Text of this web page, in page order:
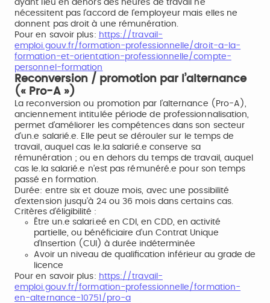
ayant lieu en dehors des heures de travail ne
nécessitent pas l’accord de l’employeur mais elles ne
donnent pas droit à une rémunération.
Pour en savoir plus: https://travail-
emploi.gouv.fr/formation-professionnelle/droit-a-la-
formation-et-orientation-professionnelle/compte-
personnel-formation
Reconversion / promotion par l’alternance
(« Pro-A »)
La reconversion ou promotion par l’alternance (Pro-A),
anciennement intitulée période de professionnalisation,
permet d’améliorer les compétences dans son secteur
d’un.e salarié.e. Elle peut se dérouler sur le temps de
travail, auquel cas le.la salarié.e conserve sa
rémunération ; ou en dehors du temps de travail, auquel
cas le.la salarié.e n’est pas rémunéré.e pour son temps
passé en formation.
Durée: entre six et douze mois, avec une possibilité
d’extension jusqu’à 24 ou 36 mois dans certains cas.
Critères d’éligibilité :
Être un.e salari.eé en CDI, en CDD, en activité
partielle, ou bénéficiaire d’un Contrat Unique
d’Insertion (CUI) à durée indéterminée
Avoir un niveau de qualification inférieur au grade de
licence
Pour en savoir plus: https://travail-
emploi.gouv.fr/formation-professionnelle/formation-
en-alternance-10751/pro-a